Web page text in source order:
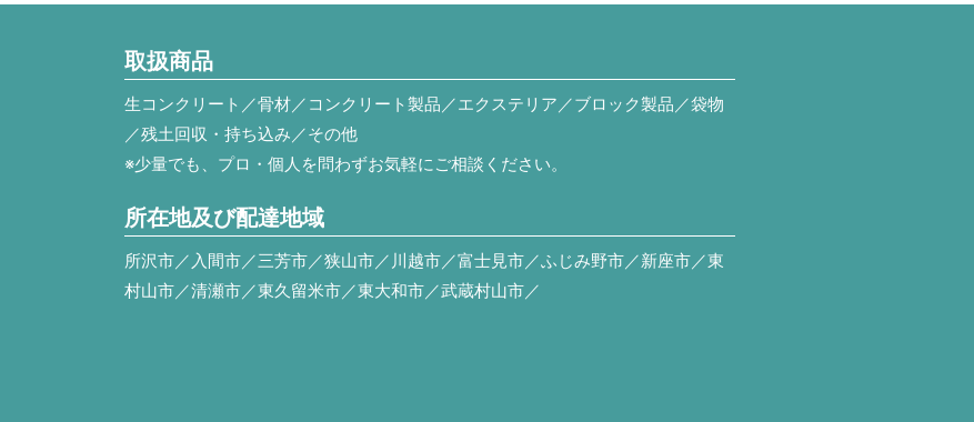
取扱商品
生コンクリート／骨材／コンクリート製品／エクステリア／ブロック製品／袋物
／残土回収・持ち込み／その他
※少量でも、プロ・個人を問わずお気軽にご相談ください。
所在地及び配達地域
所沢市／入間市／三芳市／狭山市／川越市／富士見市／ふじみ野市／新座市／東
村山市／清瀬市／東久留米市／東大和市／武蔵村山市／